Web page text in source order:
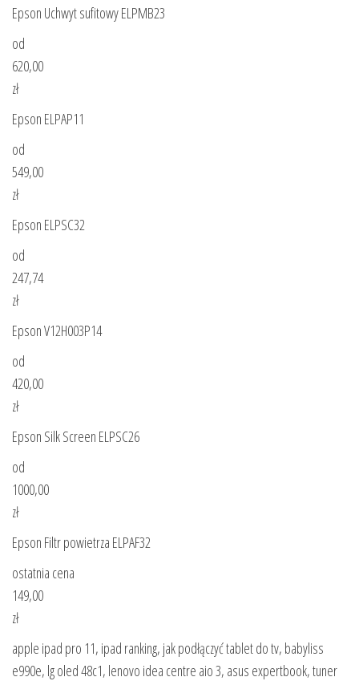
Epson Uchwyt sufitowy ELPMB23
od
620,00
zł
Epson ELPAP11
od
549,00
zł
Epson ELPSC32
od
247,74
zł
Epson V12H003P14
od
420,00
zł
Epson Silk Screen ELPSC26
od
1000,00
zł
Epson Filtr powietrza ELPAF32
ostatnia cena
149,00
zł
apple ipad pro 11, ipad ranking, jak podłączyć tablet do tv, babyliss
e990e, lg oled 48c1, lenovo idea centre aio 3, asus expertbook, tuner